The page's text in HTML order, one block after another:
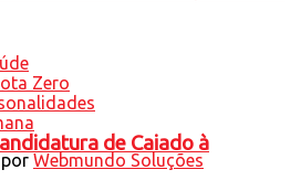
de Caiado à
Zero
Webmundo Soluções